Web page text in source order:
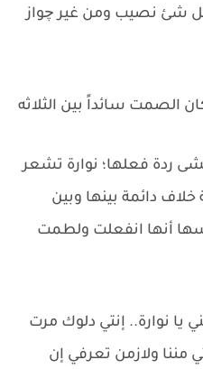
شئ نصيب ومن غير چواز
الصمت سائداً بين الثلاثه
ردة فعلها؛ نوارة تشعر
دائمة بينها وبين
أنها انفعلت ولطمت
يا نوارة.. إنتي دلوك مرت
مننا ولازمن تعرفي إن